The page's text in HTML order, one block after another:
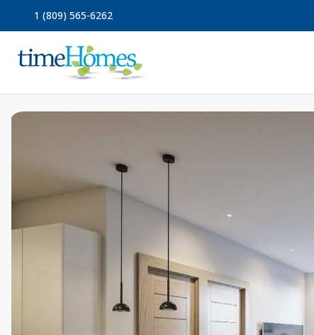
1 (809) 565-6262